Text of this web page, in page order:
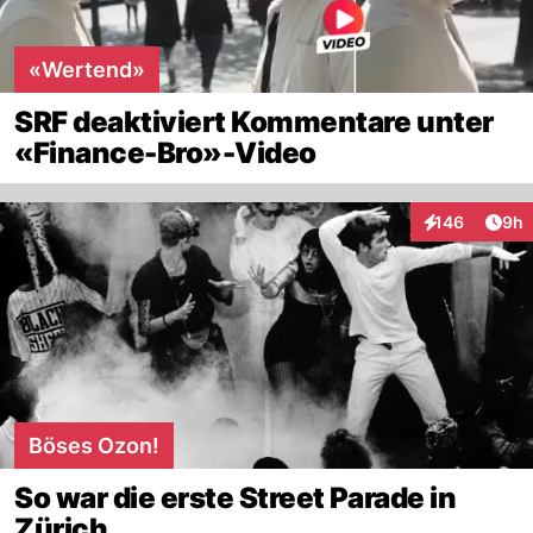
«Wertend»
SRF deaktiviert Kommentare unter
«Finance-Bro»-Video
146
Interaktionen
9h
Böses Ozon!
So war die erste Street Parade in